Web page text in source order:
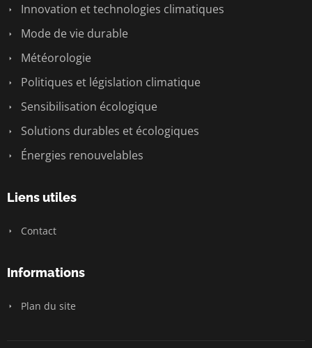
Innovation et technologies climatiques
Mode de vie durable
Météorologie
Politiques et législation climatique
Sensibilisation écologique
Solutions durables et écologiques
Énergies renouvelables
Liens utiles
Contact
Informations
Plan du site